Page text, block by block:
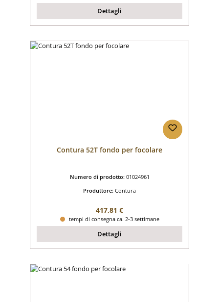
Dettagli
Contura 52T fondo per focolare
Numero di prodotto: 01024961
Produttore: Contura
Prezzo normale:
417,81 €
tempi di consegna ca. 2-3 settimane
Dettagli